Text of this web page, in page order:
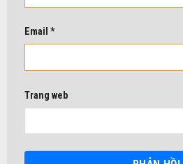
Email *
Trang web